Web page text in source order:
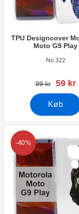
TPU Designcover
Moto G9 Play
Varenr 37788No 322
pris
99 kr pris
59 kr
Køb
-40%
tPU Designcover